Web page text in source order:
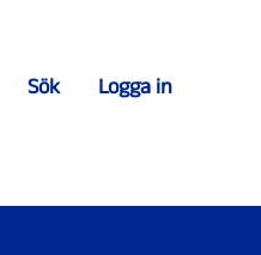
Sök Logga in